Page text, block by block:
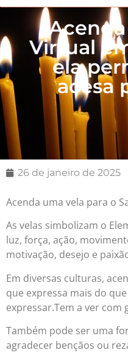
Virtual
ela
acesa
26 de janeiro de 2025
Acenda uma vela para o
As velas simbolizam o
luz, força, ação,
motivação, desejo e
Em diversas culturas,
que expressa mais do
expressar.Tem a ver com
Também pode ser uma
agradecer bençãos ou